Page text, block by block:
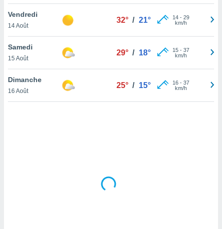
en
de
Vendredi
14 Août
32° / 21° 14- 29
km/h
Samedi
15 Août
29° / 18° 15- 37
km/h
Dimanche
16 Août
25° / 15° 16- 37
km/h